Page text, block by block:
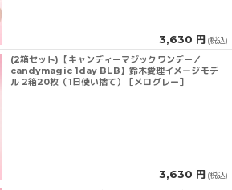
3,630 円 (税込)
(2箱セット)【キャンディーマジックワンデー／
candymagic 1day BLB】鈴木愛理イメージモデ
ル 2箱20枚（1日使い捨て）［メログレー］
3,630 円 (税込)